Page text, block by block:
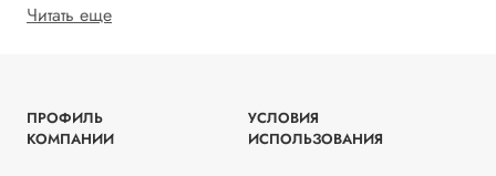
Читать еще
ПРОФИЛЬ
КОМПАНИИ
УСЛОВИЯ
ИСПОЛЬЗОВАНИЯ